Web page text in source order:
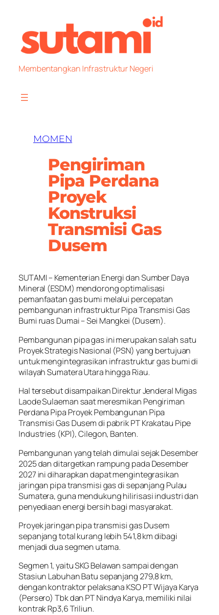
content
Membentangkan Infrastruktur Negeri
MOMEN
Pengiriman
Pipa Perdana
Proyek
Konstruksi
Transmisi Gas
Dusem
SUTAMI – Kementerian Energi dan Sumber Daya
Mineral (ESDM) mendorong optimalisasi
pemanfaatan gas bumi melalui percepatan
pembangunan infrastruktur Pipa Transmisi Gas
Bumi ruas Dumai – Sei Mangkei (Dusem).
Pembangunan pipa gas ini merupakan salah satu
Proyek Strategis Nasional (PSN) yang bertujuan
untuk mengintegrasikan infrastruktur gas bumi di
wilayah Sumatera Utara hingga Riau.
Hal tersebut disampaikan Direktur Jenderal Migas
Laode Sulaeman saat meresmikan Pengiriman
Perdana Pipa Proyek Pembangunan Pipa
Transmisi Gas Dusem di pabrik PT Krakatau Pipe
Industries (KPI), Cilegon, Banten.
Pembangunan yang telah dimulai sejak Desember
2025 dan ditargetkan rampung pada Desember
2027 ini diharapkan dapat mengintegrasikan
jaringan pipa transmisi gas di sepanjang Pulau
Sumatera, guna mendukung hilirisasi industri dan
penyediaan energi bersih bagi masyarakat.
Proyek jaringan pipa transmisi gas Dusem
sepanjang total kurang lebih 541,8 km dibagi
menjadi dua segmen utama.
Segmen 1, yaitu SKG Belawan sampai dengan
Stasiun Labuhan Batu sepanjang 279,8 km,
dengan kontraktor pelaksana KSO PT Wijaya Karya
(Persero) Tbk dan PT Nindya Karya, memiliki nilai
kontrak Rp3,6 Triliun.